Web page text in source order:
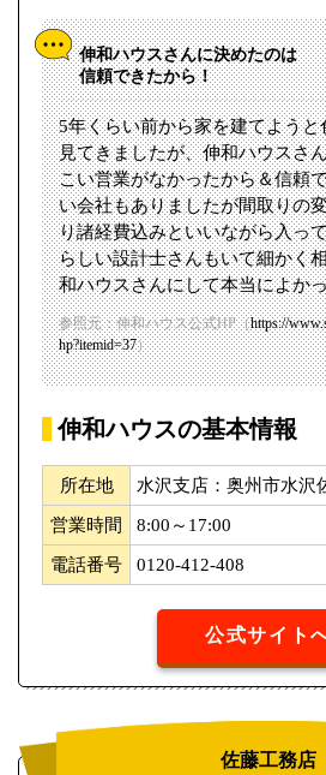
伸和ハウスさんに決めたのは
信頼できたから！
5年くらい前から家を建てようと
見てきましたが、伸和ハウスさ
こい営業がなかったから＆信頼
い会社もありましたが間取りの
り諸経費込みといいながら入っ
らしい設計士さんもいて細かく
和ハウスさんにして本当によか
参照元：伸和ハウス公式HP（https://
hp?itemid=37）
伸和ハウスの基本情報
所在地 水沢支店：奥州市水沢
営業時間 8:00～17:00
電話番号 0120-412-408
公式サイト
佐藤工務店